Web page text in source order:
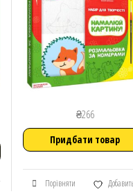
₴266
Придбати товар
Порівняти